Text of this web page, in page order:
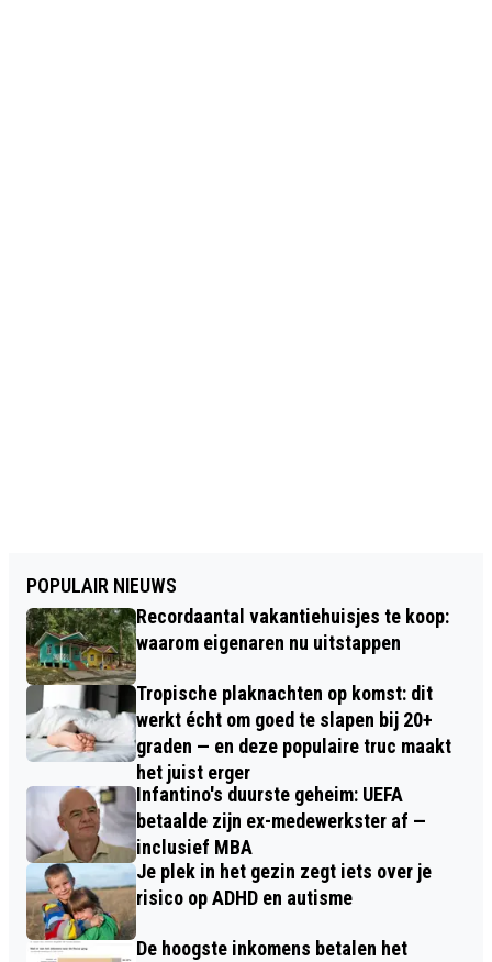
POPULAIR NIEUWS
Recordaantal vakantiehuisjes te koop:
waarom eigenaren nu uitstappen
Tropische plaknachten op komst: dit
werkt écht om goed te slapen bij 20+
graden — en deze populaire truc maakt
het juist erger
Infantino's duurste geheim: UEFA
betaalde zijn ex-medewerkster af —
inclusief MBA
Je plek in het gezin zegt iets over je
risico op ADHD en autisme
De hoogste inkomens betalen het